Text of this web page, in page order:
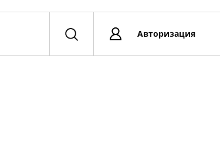
Авторизация